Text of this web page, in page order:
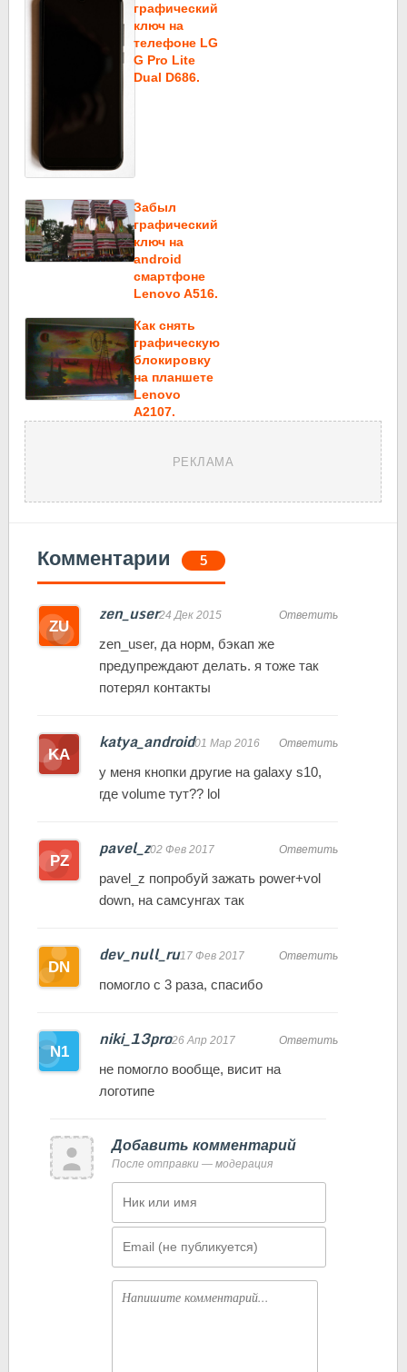
графический
ключ на
телефоне LG
G Pro Lite
Dual D686.
Забыл
графический
ключ на
android
смартфоне
Lenovo A516.
Как снять
графическую
блокировку
на планшете
Lenovo
A2107.
РЕКЛАМА
Комментарии 5
zen_user24 Дек 2015 Ответить
zen_user, да норм, бэкап же
предупреждают делать. я тоже так
потерял контакты
katya_android01 Мар 2016 Ответить
у меня кнопки другие на galaxy s10,
где volume тут?? lol
pavel_z02 Фев 2017 Ответить
pavel_z попробуй зажать power+vol
down, на самсунгах так
dev_null_ru17 Фев 2017 Ответить
помогло с 3 раза, спасибо
niki_13pro26 Апр 2017 Ответить
не помогло вообще, висит на
логотипе
Добавить комментарий
После отправки — модерация